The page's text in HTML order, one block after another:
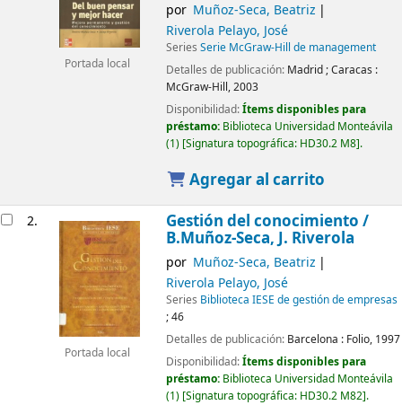
Portada local
por Muñoz-Seca, Beatriz
Riverola Pelayo, José
Series Serie McGraw-Hill de management
Detalles de publicación: Madrid ; Caracas :
McGraw-Hill,2003
Disponibilidad:Ítems disponibles para
préstamo: Biblioteca Universidad Monteávila
(1) Signatura topográfica: HD30.2 M8 .
Agregar al carrito
2.
Portada local
Gestión del conocimiento /
B.Muñoz-Seca, J. Riverola
por Muñoz-Seca, Beatriz
Riverola Pelayo, José
Series Biblioteca IESE de gestión de empresas
; 46
Detalles de publicación: Barcelona : Folio, 1997
Disponibilidad:Ítems disponibles para
préstamo: Biblioteca Universidad Monteávila
(1) Signatura topográfica: HD30.2 M82 .